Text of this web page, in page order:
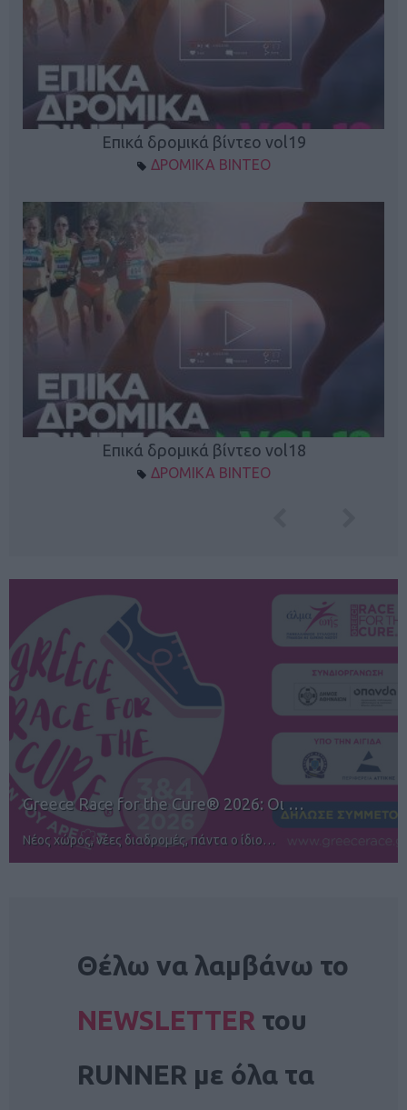
Επικά δρομικά βίντεο vol19
ΔΡΟΜΙΚΑ ΒΙΝΤΕΟ
Επικά δρομικά βίντεο vol18
ΔΡΟΜΙΚΑ ΒΙΝΤΕΟ
12ος TUI Rhodes Marathon: Άνοιγμα ε…
Αγώνες για όλους στην Ρόδο
Θέλω να λαμβάνω το
NEWSLETTER του
RUNNER με όλα τα